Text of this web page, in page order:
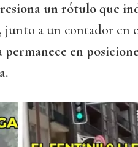
un rótulo que
junto a un contador en
permanece en